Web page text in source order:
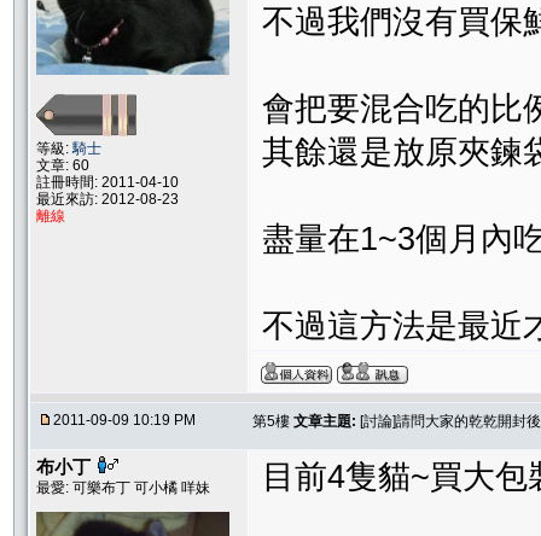
等級: 騎士
文章: 60
註冊時間: 2011-04-10
最近來訪: 2012-08-23
離線
不過我們沒有買保
會把要混合吃的比
其餘還是放原夾鍊
盡量在1~3個月內
不過這方法是最近
2011-09-09 10:19 PM 第5樓 文章主題: [討論]請問大家的乾乾開封
布小丁
最愛: 可樂布丁 可小橘 咩妹 目前4隻貓~買大